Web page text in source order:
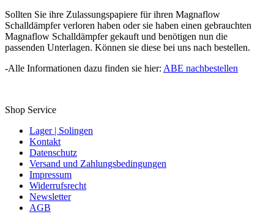
Sollten Sie ihre Zulassungspapiere für ihren Magnaflow
Schalldämpfer verloren haben oder sie haben einen gebrauchten
Magnaflow Schalldämpfer gekauft und benötigen nun die
passenden Unterlagen. Können sie diese bei uns nach bestellen.
-Alle Informationen dazu finden sie hier: ABE nachbestellen
Shop Service
Lager | Solingen
Kontakt
Datenschutz
Versand und Zahlungsbedingungen
Impressum
Widerrufsrecht
Newsletter
AGB